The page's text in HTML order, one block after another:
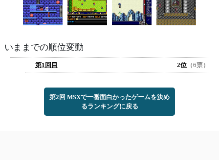
いままでの順位変動
第1回目 2位 （6票）
第2回 MSXで一番面白かったゲームを決め
るランキングに戻る